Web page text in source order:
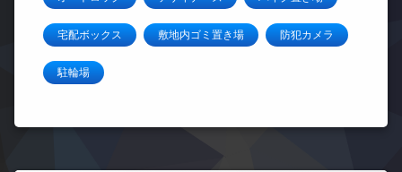
宅配ボックス 敷地内ゴミ置き場 防犯カメラ
駐輪場